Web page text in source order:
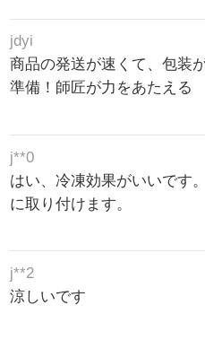
jdyi
商品の発送が速くて、包装
準備！師匠が力をあたえる
j**0
はい、冷凍効果がいいです
に取り付けます。
j**2
涼しいです